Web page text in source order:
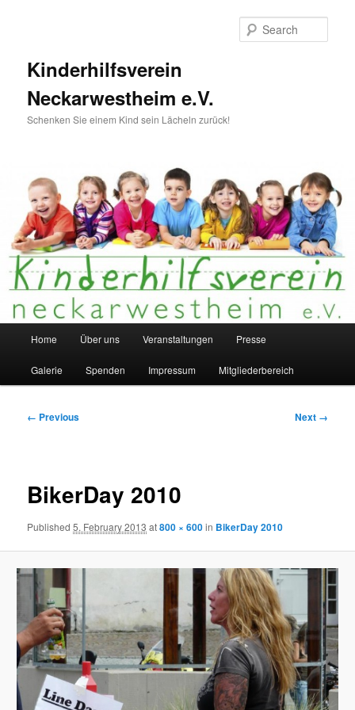
Kinderhilfsverein
Neckarwestheim e.V.
Schenken Sie einem Kind sein Lächeln zurück!
Home Über uns Veranstaltungen Presse
Galerie Spenden Impressum Mitgliederbereich
Image
← Previous Next →
BikerDay 2010
Published5. February 2013 at800 × 600in BikerDay 2010